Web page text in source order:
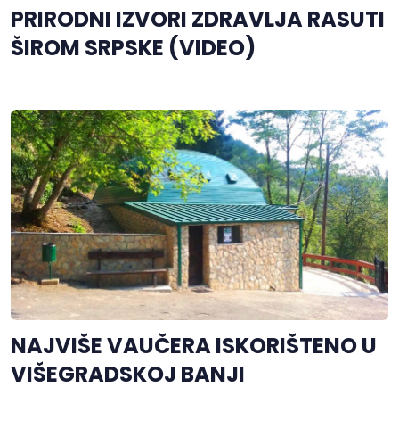
PRIRODNI IZVORI ZDRAVLJA RASUTI
ŠIROM SRPSKE (VIDEO)
NAJVIŠE VAUČERA ISKORIŠTENO U
VIŠEGRADSKOJ BANJI